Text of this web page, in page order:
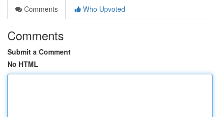
Comments
Who Upvoted
Comments
Submit a Comment
No HTML